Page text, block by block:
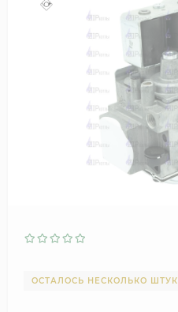
ОСТАЛОСЬ НЕСКОЛЬКО ШТУК